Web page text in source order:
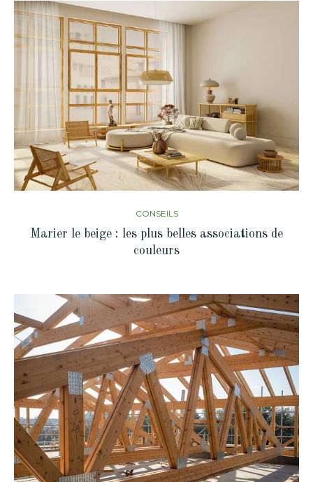
CONSEILS
Marier le beige : les plus belles associations de
couleurs